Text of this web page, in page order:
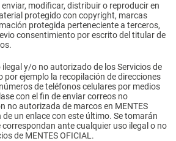
enviar, modificar, distribuir o reproducir en
protegido con copyright, marcas
protegida perteneciente a terceros,
consentimiento por escrito del titular de
y/o no autorizado de los Servicios de
por ejemplo la recopilación de direcciones
de teléfonos celulares por medios
con el fin de enviar correos no
no autorizada de marcos en MENTES
de un enlace con este último. Se tomarán
correspondan ante cualquier uso ilegal o no
de MENTES OFICIAL.